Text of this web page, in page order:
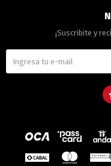
¡Suscribite y